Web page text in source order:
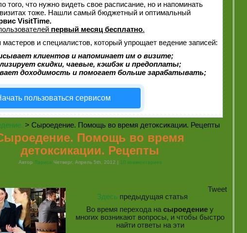
того, что нужно видеть свое расписание, но и напоминать
тоже. Нашли самый бюджетный и оптимальный
VisitTime.
первый месяц бесплатно.
мастеров и специалистов, который упрощает ведение записей:
клиентов и напоминает им о визите;
скидки, чаевые, кэшбэк и предоплаты;
доходимость и помогает больше зарабатывать;
пользоваться сервисом
> Сыроедение. Помощь во время детоксикации. Рецепты
Помощь во время
детоксикации. Рецепты
Автор Лариса Четверг, Апрель 5th, 2012 | 10 комментариев
Tweet
Здесь предыдущая статья
Во время перехода на сыроедение у
многих возникают вопросы, и чтобы быстро
найти ответы на эти